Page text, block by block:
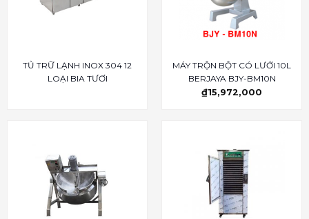
TỦ TRỮ LẠNH INOX 304 12
LOẠI BIA TƯƠI
MÁY TRỘN BỘT CÓ LƯỚI 10L
BERJAYA BJY-BM10N
₫15,972,000